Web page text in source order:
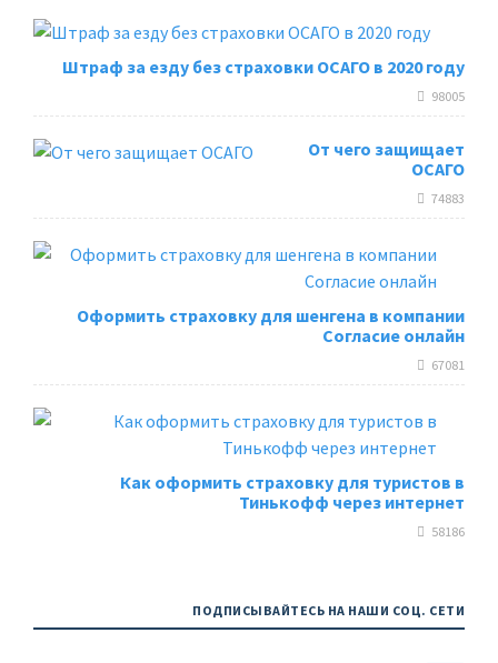
Штраф за езду без страховки ОСАГО в 2020 году
98005
От чего защищает
ОСАГО
74883
Оформить страховку для шенгена в компании
Согласие онлайн
67081
Как оформить страховку для туристов в
Тинькофф через интернет
58186
ПОДПИСЫВАЙТЕСЬ НА НАШИ СОЦ. СЕТИ